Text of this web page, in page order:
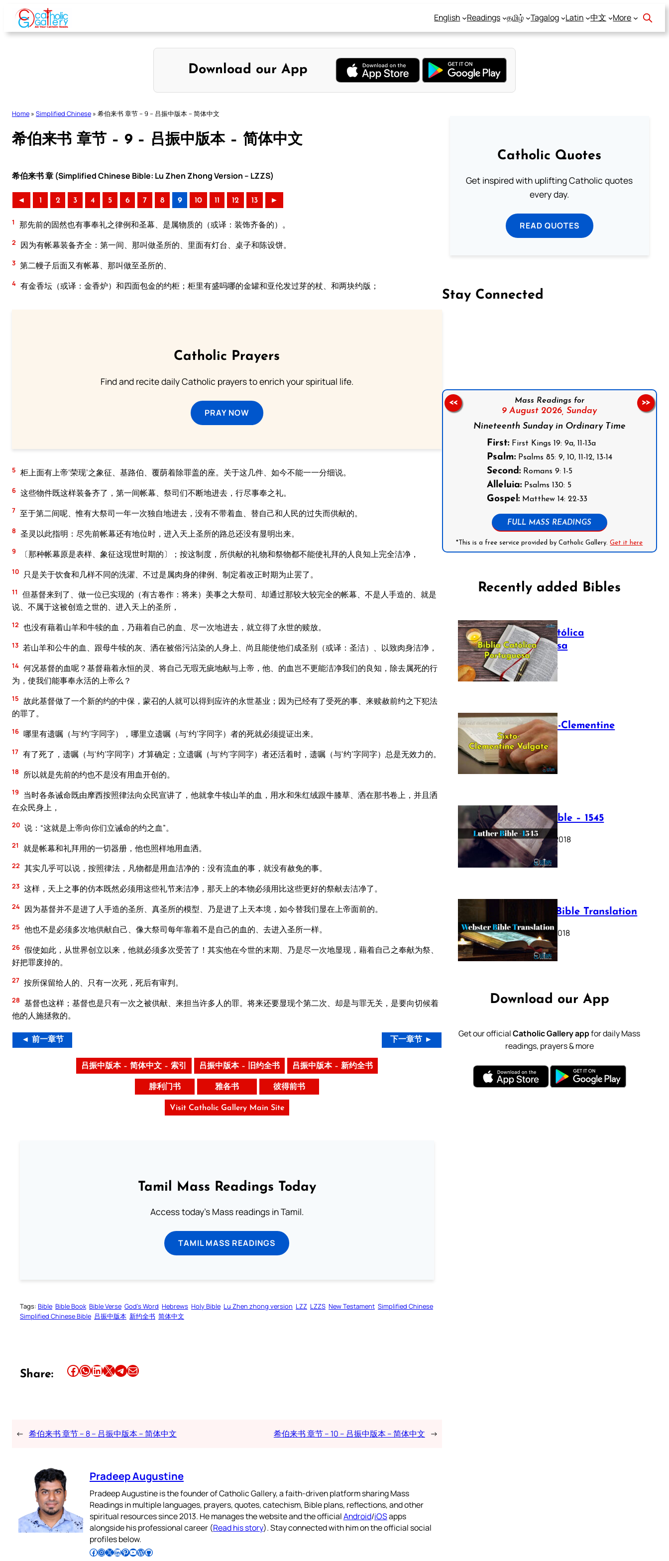
Skip
content
English Readings தமிழ் Tagalog Latin 中文 More
Download our App
Home » Simplified Chinese » 希伯来书 章节 – 9 – 吕振中版本 – 简体中文
希伯来书 章节 – 9 – 吕振中版本 – 简体中文
希伯来书 章 (Simplified Chinese Bible: Lu Zhen Zhong Version – LZZS)
◄ 1 2 3 4 5 6 7 8 9 10 11 12 13 ►
1 那先前的固然也有事奉礼之律例和圣幕、是属物质的（或译：装饰齐备的）。
2 因为有帐幕装备齐全：第一间、那叫做圣所的、里面有灯台、桌子和陈设饼。
3 第二幔子后面又有帐幕、那叫做至圣所的、
4 有金香坛（或译：金香炉）和四面包金的约柜；柜里有盛吗哪的金罐和亚伦发过芽的杖、和两块约版；
Catholic Prayers
Find and recite daily Catholic prayers to enrich your spiritual life.
PRAY NOW
5 柜上面有上帝‘荣现’之象征、基路伯、覆荫着除罪盖的座。关于这几件、如今不能一一分细说。
6 这些物件既这样装备齐了，第一间帐幕、祭司们不断地进去，行尽事奉之礼。
7 至于第二间呢、惟有大祭司一年一次独自地进去，没有不带着血、替自己和人民的过失而供献的。
8 圣灵以此指明：尽先前帐幕还有地位时，进入天上圣所的路总还没有显明出来。
9 〔那种帐幕原是表样、象征这现世时期的〕；按这制度，所供献的礼物和祭物都不能使礼拜的人良知上完全洁净，
10 只是关于饮食和几样不同的洗濯、不过是属肉身的律例、制定着改正时期为止罢了。
11
但基督来到了、做一位已实现的（有古卷作：将来）美事之大祭司、却通过那较大较完全的帐幕、不是人手造的、就是
说、不属于这被创造之世的、进入天上的圣所，
12 也没有藉着山羊和牛犊的血，乃藉着自己的血、尽一次地进去，就立得了永世的赎放。
13 若山羊和公牛的血、跟母牛犊的灰、洒在被俗污沾染的人身上、尚且能使他们成圣别（或译：圣洁）、以致肉身洁净，
14 何况基督的血呢？基督藉着永恒的灵、将自己无瑕无疵地献与上帝，他、的血岂不更能洁净我们的良知，除去属死的行
为，使我们能事奉永活的上帝么？
15 故此基督做了一个新的约的中保，蒙召的人就可以得到应许的永世基业；因为已经有了受死的事、来赎赦前约之下犯法
的罪了。
16 哪里有遗嘱（与‘约’字同字），哪里立遗嘱（与‘约’字同字）者的死就必须提证出来。
17 有了死了，遗嘱（与‘约’字同字）才算确定；立遗嘱（与‘约’字同字）者还活着时，遗嘱（与‘约’字同字）总是无效力的。
18 所以就是先前的约也不是没有用血开创的。
19
当时各条诫命既由摩西按照律法向众民宣讲了，他就拿牛犊山羊的血，用水和朱红绒跟牛膝草、洒在那书卷上，并且洒
在众民身上，
20 说：“这就是上帝向你们立诫命的约之血”。
21 就是帐幕和礼拜用的一切器册，他也照样地用血洒。
22 其实几乎可以说，按照律法，凡物都是用血洁净的：没有流血的事，就没有赦免的事。
23 这样，天上之事的仿本既然必须用这些礼节来洁净，那天上的本物必须用比这些更好的祭献去洁净了。
24 因为基督并不是进了人手造的圣所、真圣所的模型、乃是进了上天本境，如今替我们显在上帝面前的。
25 他也不是必须多次地供献自己、像大祭司每年靠着不是自己的血的、去进入圣所一样。
26 假使如此，从世界创立以来，他就必须多次受苦了！其实他在今世的末期、乃是尽一次地显现，藉着自己之奉献为祭、
好把罪废掉的。
27 按所保留给人的、只有一次死，死后有审判。
28 基督也这样；基督也是只有一次之被供献、来担当许多人的罪。将来还要显现个第二次、却是与罪无关，是要向切候着
他的人施拯救的。
◄ 前一章节 下一章节 ►
吕振中版本 – 简体中文 – 索引 吕振中版本 – 旧约全书 吕振中版本 – 新约全书
腓利门书 雅各书 彼得前书
Visit Catholic Gallery Main Site
Tamil Mass Readings Today
Access today's Mass readings in Tamil.
TAMIL MASS READINGS
Tags: Bible Bible Book Bible Verse God’s Word Hebrews Holy Bible Lu Zhen zhong version LZZ LZZS New Testament Simplified Chinese
Simplified Chinese Bible 吕振中版本 新约全书 简体中文
Share: Share this article on Facebook Share this article on WhatsApp Share this article on LinkedIn Share this article on X Share this article on TelegramEmail this Article
← 希伯来书 章节 – 8 – 吕振中版本 – 简体中文 希伯来书 章节 – 10 – 吕振中版本 – 简体中文 →
Pradeep Augustine
Pradeep Augustine is the founder of Catholic Gallery, a faith-driven platform sharing Mass
Readings in multiple languages, prayers, quotes, catechism, Bible plans, reflections, and other
spiritual resources since 2013. He manages the website and the officialAndroid/iOSapps
alongside his professional career (Read his story). Stay connected with him on the official social
profiles below.
Follow Pradeep on Facebook Follow Pradeep on InstagramFollow Pradeep on X Follow Pradeep on LinkedIn Follow Pradeep on Pinterest Subscribe to Pradeep’s Youtube Channel Follow Pradeep on WordPress Follow Pradeep on GitHub
Catholic Quotes
Get inspired with uplifting Catholic quotes
every day.
READ QUOTES
Stay Connected
Mass Readings for
9 August 2026, Sunday
Nineteenth Sunday in Ordinary Time
First:First Kings 19: 9a, 11-13a
Psalm:Psalms 85: 9, 10, 11-12, 13-14
Second:Romans 9: 1-5
Alleluia:Psalms 130: 5
Gospel:Matthew 14: 22-33
FULL MASS READINGS
*This is a free service provided by Catholic Gallery.Get it here
<< >>
Recently added Bibles
Bíblia Católica
Portuguesa
July 16, 2025
The Sixto-Clementine
Vulgate
July 12, 2025
Luther Bible – 1545
October 17, 2018
Webster Bible Translation
October 11, 2018
Download our App
Get our officialCatholic Gallery appfor daily Mass
readings, prayers & more